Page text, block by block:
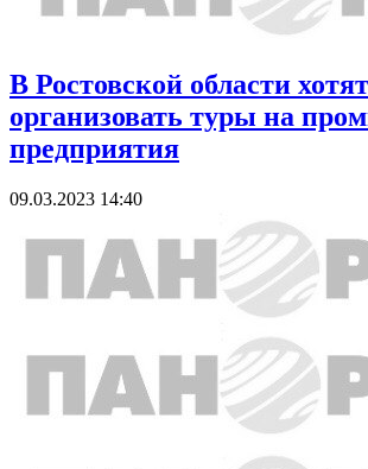
В Ростовской области хотят
организовать туры на
предприятия
09.03.2023 14:40